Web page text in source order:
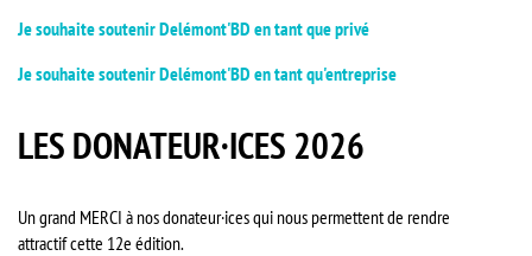
Je souhaite soutenir Delémont'BD en tant que privé
Je souhaite soutenir Delémont'BD en tant qu'entreprise
LES DONATEUR·ICES 2026
Un grand MERCI à nos donateur·ices qui nous permettent de rendre
attractif cette 12e édition.